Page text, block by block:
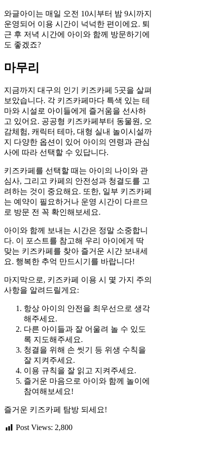
와글아이는 매일 오전 10시부터 밤 9시까지
운영되어 이용 시간이 넉넉한 편이에요. 퇴
근 후 저녁 시간에 아이와 함께 방문하기에
도 좋겠죠?
마무리
지금까지 대구의 인기 키즈카페 5곳을 살펴
보았습니다. 각 키즈카페마다 특색 있는 테
마와 시설로 아이들에게 즐거움을 선사하
고 있어요. 공공형 키즈카페부터 동물원, 오
감체험, 캐릭터 테마, 대형 실내 놀이시설까
지 다양한 옵션이 있어 아이의 연령과 관심
사에 따라 선택할 수 있답니다.
키즈카페를 선택할 때는 아이의 나이와 관
심사, 그리고 카페의 안전성과 청결도를 고
려하는 것이 중요해요. 또한, 일부 키즈카페
는 예약이 필요하거나 운영 시간이 다르므
로 방문 전 꼭 확인해보세요.
아이와 함께 보내는 시간은 정말 소중합니
다. 이 포스트를 참고해 우리 아이에게 딱
맞는 키즈카페를 찾아 즐거운 시간 보내세
요. 행복한 추억 만드시기를 바랍니다!
마지막으로, 키즈카페 이용 시 몇 가지 주의
사항을 알려드릴게요:
항상 아이의 안전을 최우선으로 생각
해주세요.
다른 아이들과 잘 어울려 놀 수 있도
록 지도해주세요.
청결을 위해 손 씻기 등 위생 수칙을
잘 지켜주세요.
이용 규칙을 잘 읽고 지켜주세요.
즐거운 마음으로 아이와 함께 놀이에
참여해보세요!
즐거운 키즈카페 탐방 되세요!
Post Views: 2,800